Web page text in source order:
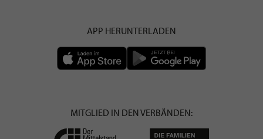
APP HERUNTERLADEN
MITGLIED IN DEN VERBÄNDEN: